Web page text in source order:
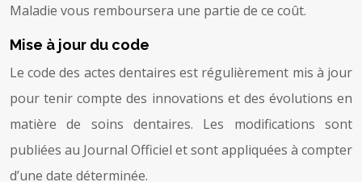
Maladie vous remboursera une partie de ce coût.
Mise à jour du code
Le code des actes dentaires est régulièrement mis à jour
pour tenir compte des innovations et des évolutions en
matière de soins dentaires. Les modifications sont
publiées au Journal Officiel et sont appliquées à compter
d’une date déterminée.